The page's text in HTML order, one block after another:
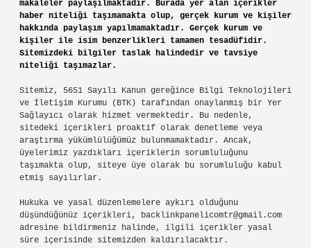
makaleler paylaşılmaktadır. Burada yer alan içerikler
haber niteliği taşımamakta olup, gerçek kurum ve kişiler
hakkında paylaşım yapılmamaktadır. Gerçek kurum ve
kişiler ile isim benzerlikleri tamamen tesadüfidir.
Sitemizdeki bilgiler taslak halindedir ve tavsiye
niteliği taşımazlar.
Sitemiz, 5651 Sayılı Kanun gereğince Bilgi Teknolojileri
ve İletişim Kurumu (BTK) tarafından onaylanmış bir Yer
Sağlayıcı olarak hizmet vermektedir. Bu nedenle,
sitedeki içerikleri proaktif olarak denetleme veya
araştırma yükümlülüğümüz bulunmamaktadır. Ancak,
üyelerimiz yazdıkları içeriklerin sorumluluğunu
taşımakta olup, siteye üye olarak bu sorumluluğu kabul
etmiş sayılırlar.
Hukuka ve yasal düzenlemelere aykırı olduğunu
düşündüğünüz içerikleri, backlinkpanelicomtr@gmail.com
adresine bildirmeniz halinde, ilgili içerikler yasal
süre içerisinde sitemizden kaldırılacaktır.